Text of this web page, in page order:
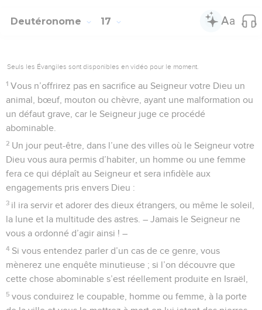
Deutéronome 17
Seuls les Évangiles sont disponibles en vidéo pour le moment.
1 Vous n’offrirez pas en sacrifice au Seigneur votre Dieu un
animal, bœuf, mouton ou chèvre, ayant une malformation ou
un défaut grave, car le Seigneur juge ce procédé
abominable.
2 Un jour peut-être, dans l’une des villes où le Seigneur votre
Dieu vous aura permis d’habiter, un homme ou une femme
fera ce qui déplaît au Seigneur et sera infidèle aux
engagements pris envers Dieu :
3 il ira servir et adorer des dieux étrangers, ou même le soleil,
la lune et la multitude des astres. – Jamais le Seigneur ne
vous a ordonné d’agir ainsi ! –
4 Si vous entendez parler d’un cas de ce genre, vous
mènerez une enquête minutieuse ; si l’on découvre que
cette chose abominable s’est réellement produite en Israël,
5 vous conduirez le coupable, homme ou femme, à la porte